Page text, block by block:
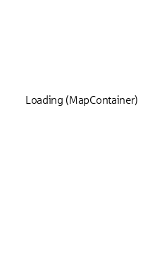
Loading (MapContainer)